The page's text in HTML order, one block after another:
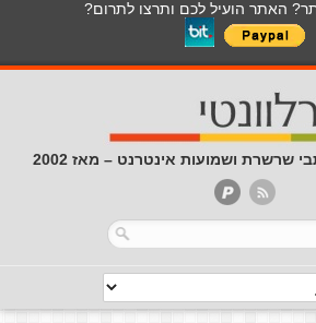
האתר הועיל לכם ותרצו לתרום?
שרשרת ושמועות אינטרנט – מאז 2002